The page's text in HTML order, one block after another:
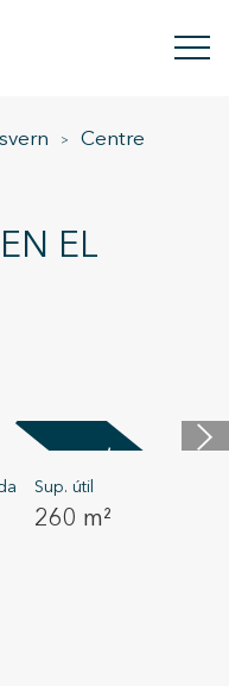
Centre
EL
Vendido
Sup. útil
260 m²